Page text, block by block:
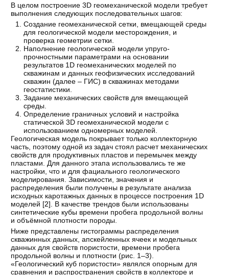
В целом построение 3D геомеханической модели требует
выполнения следующих последовательных шагов:
Создание геомеханической сетки, вмещающей среды
для геологической модели месторождения, и
проверка геометрии сетки.
Наполнение геологической модели упруго-
прочностными параметрами на основании
результатов 1D геомеханических моделей по
скважинам и данных геофизических исследований
скважин (далее – ГИС) в скважинах методами
геостатистики.
Задание механических свойств для вмещающей
среды.
Определение граничных условий и настройка
статической 3D геомеханической модели с
использованием одномерных моделей.
Геологическая модель покрывает только коллекторную
часть, поэтому одной из задач стоял расчет механических
свойств для продуктивных пластов и перемычек между
пластами. Для данного этапа использовались те же
настройки, что и для фациального геологического
моделирования. Зависимости, значения и
распределения были получены в результате анализа
исходных каротажных данных в процессе построения 1D
моделей [2]. В качестве трендов были использованы
синтетические кубы времени пробега продольной волны
и объёмной плотности породы.
Ниже представлены гистограммы распределения
скважинных данных, апскейленных ячеек и модельных
данных для свойств пористости, времени пробега
продольной волны и плотности (рис. 1–3).
«Геологический куб пористости» являлся опорным для
сравнения и распространения свойств в коллекторе и